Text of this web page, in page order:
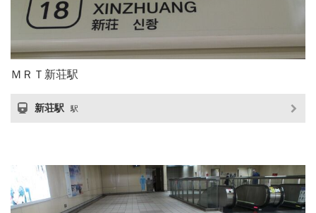
ＭＲＴ新荘駅
新荘駅 駅